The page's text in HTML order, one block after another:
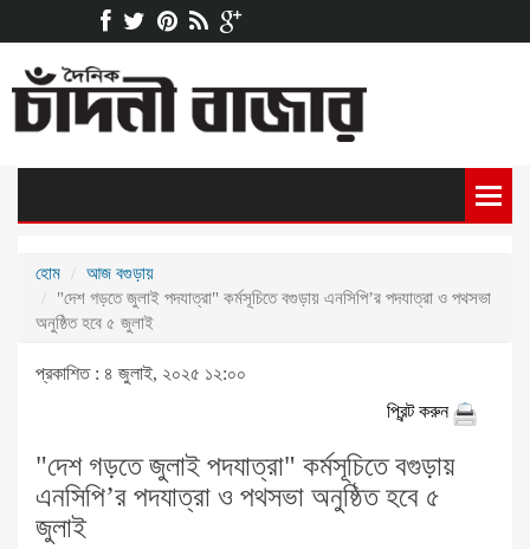
হোম
আজ বগুড়ায়
"দেশ গড়তে জুলাই পদযাত্রা" কর্মসূচিতে বগুড়ায় এনসিপি’র পদযাত্রা ও পথসভা
অনুষ্ঠিত হবে ৫ জুলাই
প্রকাশিত : ৪ জুলাই, ২০২৫ ১২:০০
প্রিন্ট করুন
"দেশ গড়তে জুলাই পদযাত্রা" কর্মসূচিতে বগুড়ায়
এনসিপি’র পদযাত্রা ও পথসভা অনুষ্ঠিত হবে ৫
জুলাই